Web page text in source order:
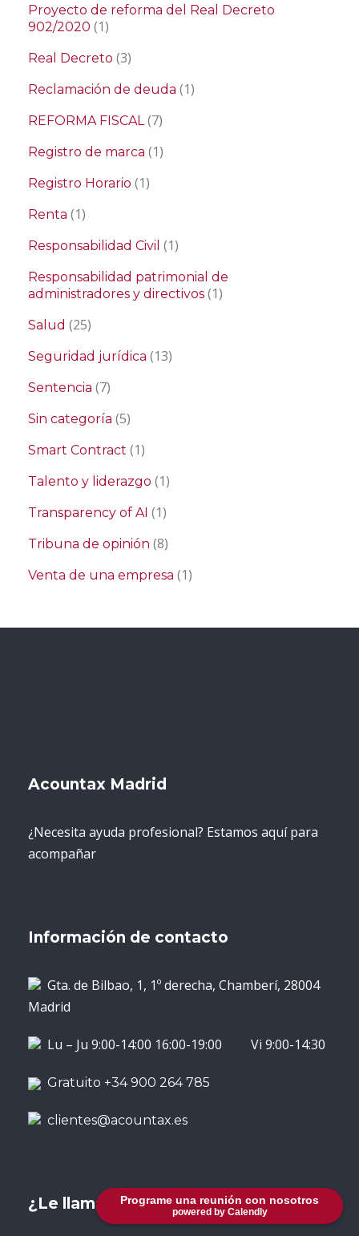
Programe una reunión con nosotros
powered by Calendly
Proyecto de reforma del Real Decreto
902/2020 (1)
Real Decreto (3)
Reclamación de deuda (1)
REFORMA FISCAL(7)
Registro de marca (1)
Registro Horario (1)
Renta (1)
Responsabilidad Civil (1)
Responsabilidad patrimonial de
administradores y directivos (1)
Salud (25)
Seguridad jurídica (13)
Sentencia (7)
Sin categoría (5)
Smart Contract (1)
Talento y liderazgo (1)
Transparency of AI (1)
Tribuna de opinión (8)
Venta de una empresa (1)
Acountax Madrid
¿Necesita ayuda profesional? Estamos aquí para
acompañar
Información de contacto
Gta. de Bilbao, 1, 1º derecha, Chamberí, 28004
Madrid
Lu – Ju 9:00-14:00 16:00-19:00 Vi 9:00-14:30
Gratuito +34 900 264 785
clientes@acountax.es
¿Le llamamos?